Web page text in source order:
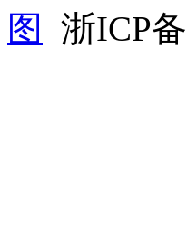
图
浙ICP